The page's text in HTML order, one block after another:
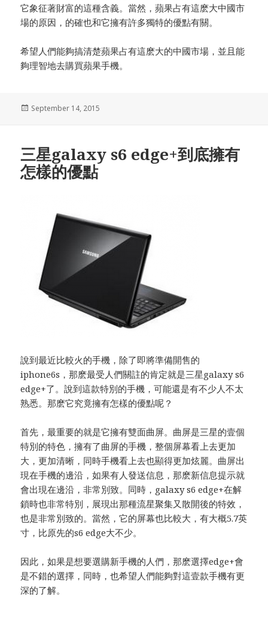
它象征著財富的這種含義。當然，蘋果占有這麽大中國市
場的原因，的確也和它擁有許多獨特的優點有關。
希望人們能夠搞清楚蘋果占有這麽大的中國市場，並且能
夠理智地去購買蘋果手機。
Posted
September 14, 2015
三星galaxy s6 edge+到底擁有
怎樣的優點
說到最近比較火的手機，除了即將準備開售的
iphone6s，那麽最受人們關註的肯定就是三星galaxy s6
edge+了。說到這款特別的手機，可能還是有不少人不太
熟悉。那麽它究竟擁有怎樣的優點呢？
首先，最重要的就是它擁有雙面曲屏。曲屏是三星的壹個
特別的特色，擁有了曲屏的手機，整個屏幕看上去更加
大，更加清晰，同時手機看上去也顯得更加炫麗。曲屏出
現在手機的邊沿，如果有人發送信息，那麽新信息提示就
會出現在邊沿，非常別致。同時，galaxy s6 edge+在解
鎖時也非常特別，展現出那種流星聚集又散開後的特效，
也是非常別致的。當然，它的屏幕也比較大，有大概5.7英
寸，比原先的s6 edge大不少。
因此，如果是想要選購新手機的人們，那麽選擇edge+會
是不錯的選擇，同時，也希望人們能夠對這壹款手機有更
深的了解。